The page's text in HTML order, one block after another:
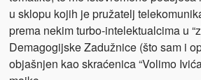
u sklopu kojih je pružatelj
prema nekim turbo-intelektualcima u
Demagogijske Zadužnice (što sam i
objašnjen kao skraćenica “Volimo